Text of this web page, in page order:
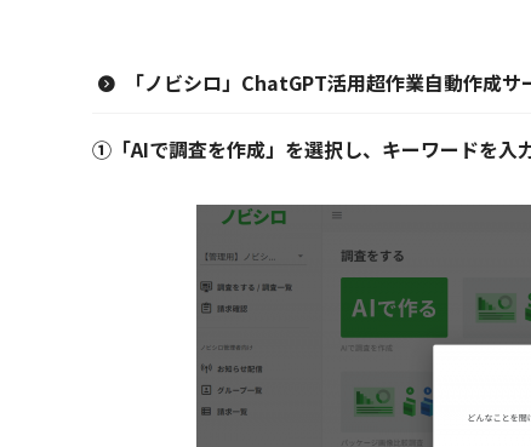
「ノビシロ」ChatGPT活用超作業自動作成
①「AIで調査を作成」を選択し、キーワードを入